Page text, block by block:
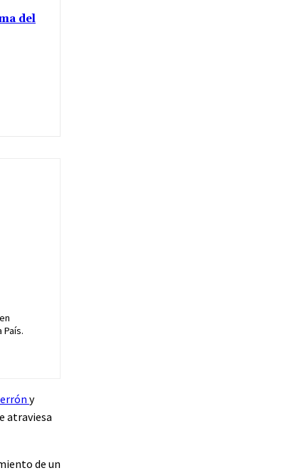
del
y
atraviesa
de un